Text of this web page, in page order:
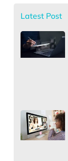
Latest Post